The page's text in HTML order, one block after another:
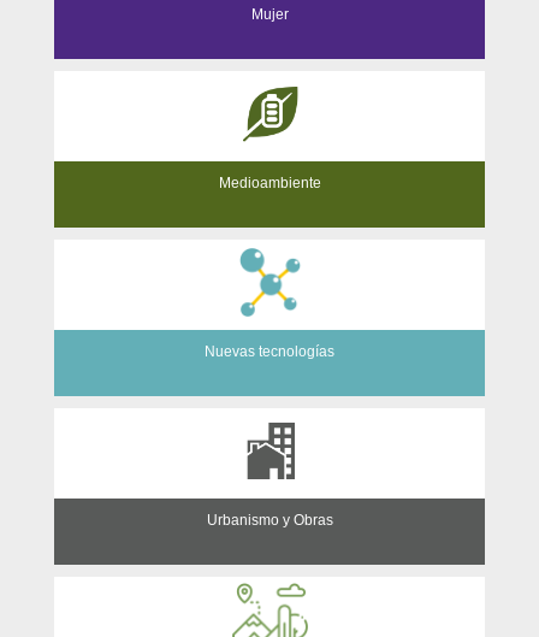
Mujer
Medioambiente
Nuevas tecnologías
Urbanismo y Obras